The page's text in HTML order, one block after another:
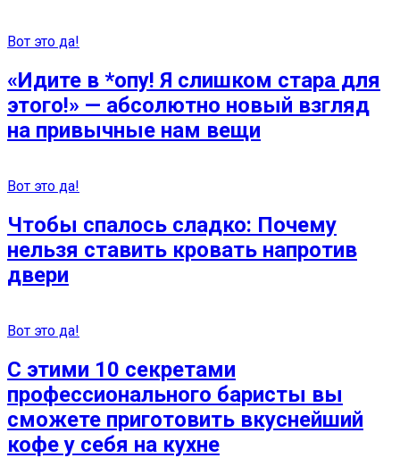
Вот это да!
«Идите в *опу! Я слишком стара для
этого!» — абсолютно новый взгляд
на привычные нам вещи
Вот это да!
Чтобы спалось сладко: Почему
нельзя ставить кровать напротив
двери
Вот это да!
С этими 10 секретами
профессионального баристы вы
сможете приготовить вкуснейший
кофе у себя на кухне